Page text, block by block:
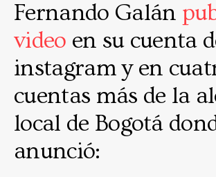
Fernando Galán
video en su cuenta
instagram y en
cuentas más de la
local de Bogotá
anunció: